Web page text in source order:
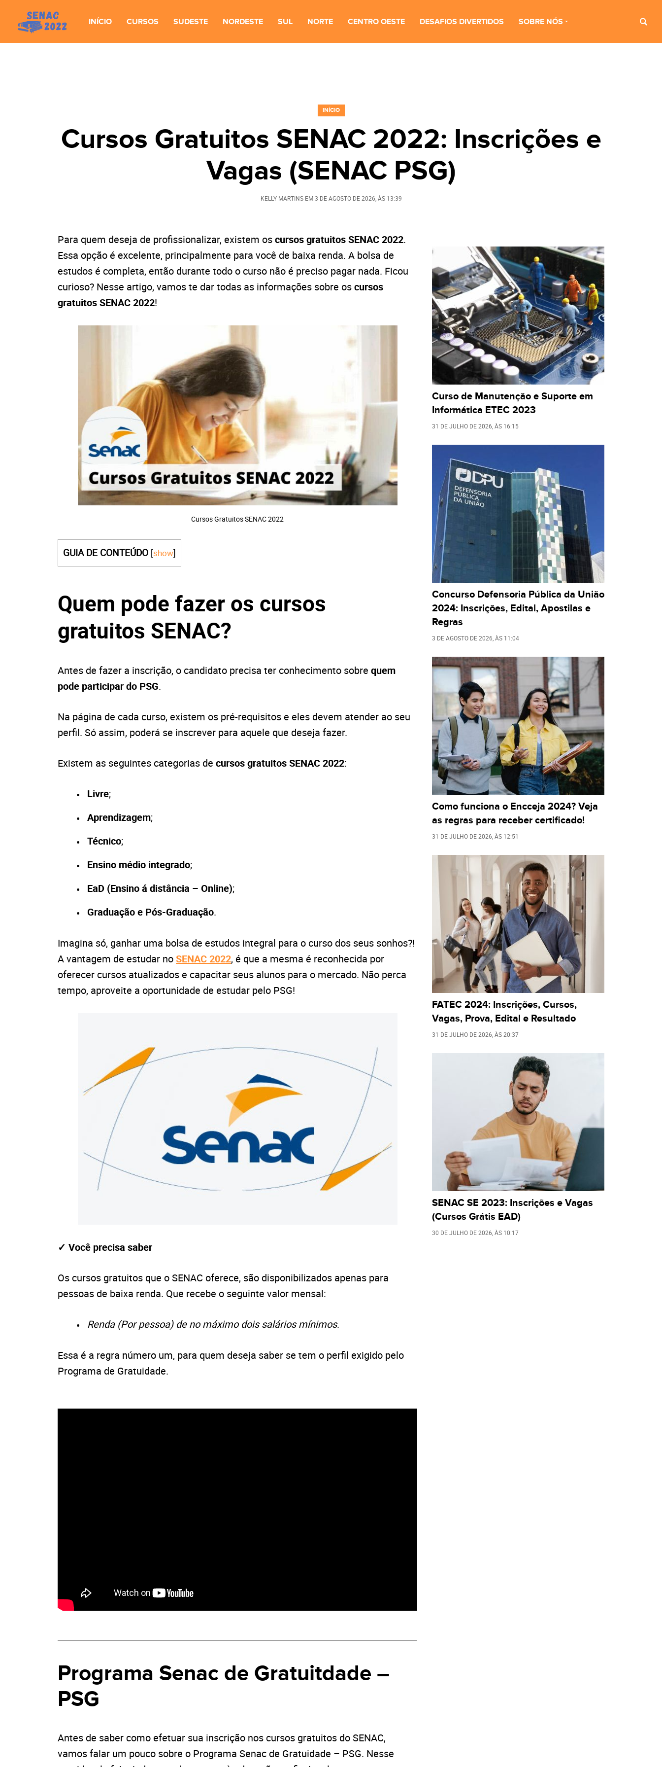
INÍCIO CURSOS SUDESTE NORDESTE SUL NORTE CENTRO OESTE DESAFIOS DIVERTIDOS SOBRE NÓS
INÍCIO
Cursos Gratuitos SENAC 2022: Inscrições e
Vagas (SENAC PSG)
KELLY MARTINSEM3 DE AGOSTO DE 2026 , ÀS 13:39
Para quem deseja de profissionalizar, existem oscursos gratuitos SENAC 2022.
Essa opção é excelente, principalmente para você de baixa renda. A bolsa de
estudos é completa, então durante todo o curso não é preciso pagar nada. Ficou
curioso? Nesse artigo, vamos te dar todas as informações sobre oscursos
gratuitos SENAC 2022!
Cursos Gratuitos SENAC 2022
GUIA DE CONTEÚDO [show]
Quem pode fazer os cursos
gratuitos SENAC?
Antes de fazer a inscrição, o candidato precisa ter conhecimento sobre quem
pode participar do PSG.
Na página de cada curso, existem os pré-requisitos e eles devem atender ao seu
perfil. Só assim, poderá se inscrever para aquele que deseja fazer.
Existem as seguintes categorias de cursos gratuitos SENAC 2022:
Livre;
Aprendizagem;
Técnico;
Ensino médio integrado;
EaD (Ensino á distância – Online);
Graduação e Pós-Graduação.
Imagina só, ganhar uma bolsa de estudos integral para o curso dos seus sonhos?!
A vantagem de estudar noSENAC 2022, é que a mesma é reconhecida por
oferecer cursos atualizados e capacitar seus alunos para o mercado. Não perca
tempo, aproveite a oportunidade de estudar pelo PSG!
✓ Você precisa saber
Os cursos gratuitos que o SENAC oferece, são disponibilizados apenas para
pessoas de baixa renda. Que recebe o seguinte valor mensal:
Renda (Por pessoa) de no máximo dois salários mínimos.
Essa é a regra número um, para quem deseja saber se tem o perfil exigido pelo
Programa de Gratuidade.
Programa Senac de Gratuitdade –
PSG
Antes de saber como efetuar sua inscrição nos cursos gratuitos do SENAC,
vamos falar um pouco sobre o Programa Senac de Gratuidade – PSG. Nesse
Curso de Manutenção e Suporte em
Informática ETEC 2023
31 DE JULHO DE 2026 , ÀS 16:15
Concurso Defensoria Pública da União
2024: Inscrições, Edital, Apostilas e
Regras
3 DE AGOSTO DE 2026 , ÀS 11:04
Como funciona o Encceja 2024? Veja
as regras para receber certificado!
31 DE JULHO DE 2026 , ÀS 12:51
FATEC 2024: Inscrições, Cursos,
Vagas, Prova, Edital e Resultado
31 DE JULHO DE 2026 , ÀS20:37
SENAC SE 2023: Inscrições e Vagas
(Cursos Grátis EAD)
30 DE JULHO DE 2026 , ÀS 10:17